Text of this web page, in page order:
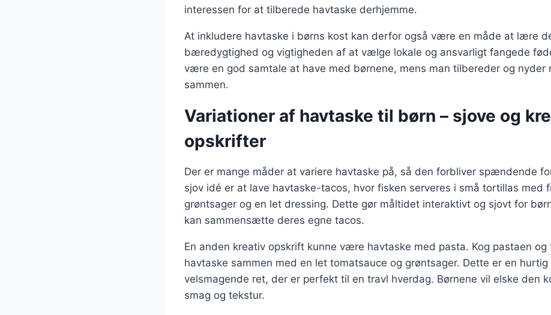
interessen for at tilberede havtaske derhjemme.
At inkludere havtaske i børns kost kan derfor også være en måde at lære
bæredygtighed og vigtigheden af at vælge lokale og ansvarligt fangede
være en god samtale at have med børnene, mens man tilbereder og nyder
sammen.
Variationer af havtaske til børn – sjove og
opskrifter
Der er mange måder at variere havtaske på, så den forbliver spændende
sjov idé er at lave havtaske-tacos, hvor fisken serveres i små tortillas med
grøntsager og en let dressing. Dette gør måltidet interaktivt og sjovt for
kan sammensætte deres egne tacos.
En anden kreativ opskrift kunne være havtaske med pasta. Kog pastaen
havtaske sammen med en let tomatsauce og grøntsager. Dette er en hurtig
velsmagende ret, der er perfekt til en travl hverdag. Børnene vil elske den
smag og tekstur.